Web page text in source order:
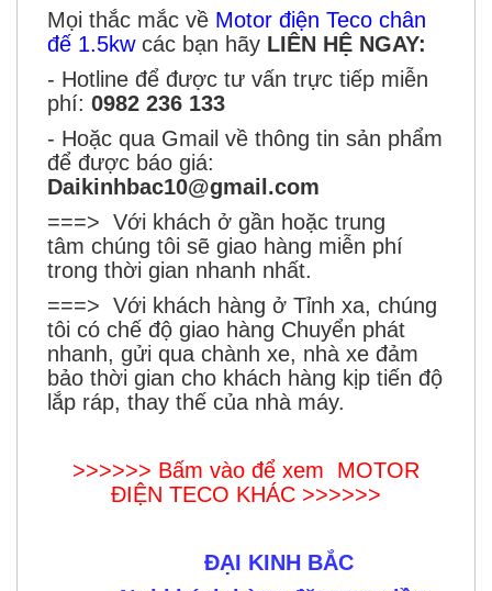
Mọi thắc mắc về Motor điện Teco chân
đế 1.5kw các bạn hãy LIÊN HỆ NGAY:
- Hotline để được tư vấn trực tiếp miễn
phí: 0982 236 133
- Hoặc qua Gmail về thông tin sản phẩm
để được báo giá:
Daikinhbac10@gmail.com
===> Với khách ở gần hoặc trung
tâm chúng tôi sẽ giao hàng miễn phí
trong thời gian nhanh nhất.
===> Với khách hàng ở Tỉnh xa, chúng
tôi có chế độ giao hàng Chuyển phát
nhanh, gửi qua chành xe, nhà xe đảm
bảo thời gian cho khách hàng kịp tiến độ
lắp ráp, thay thế của nhà máy.
>>>>>> Bấm vào để xem MOTOR
ĐIỆN TECO KHÁC >>>>>>
ĐẠI KINH BẮC